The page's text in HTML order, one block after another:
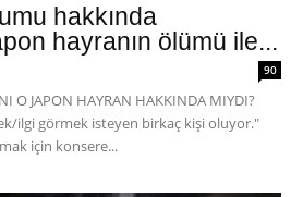
hakkında
hayranın ölümü ile...
90
O JAPON HAYRAN HAKKINDA MIYDI?
ilgi görmek isteyen birkaç kişi oluyor."
için konsere...